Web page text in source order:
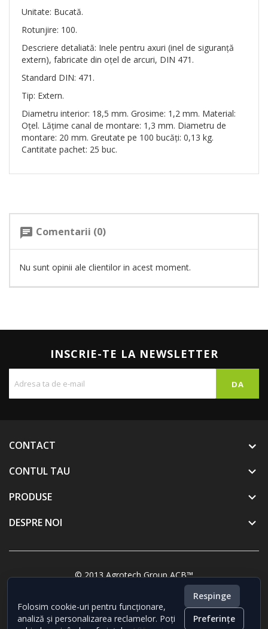
Folosim cookie-uri pentru funcționare,
analiză și personalizarea reclamelor. Poți
Respinge
Preferințe
Unitate: Bucată.
Rotunjire: 100.
Descriere detaliată: Inele pentru axuri (inel de siguranță
extern), fabricate din oțel de arcuri, DIN 471.
Standard DIN: 471.
Tip: Extern.
Diametru interior: 18,5 mm. Grosime: 1,2 mm. Material:
Oțel. Lățime canal de montare: 1,3 mm. Diametru de
montare: 20 mm. Greutate pe 100 bucăți: 0,13 kg.
Cantitate pachet: 25 buc.
chat Comentarii (0)
Nu sunt opinii ale clientilor in acest moment.
INSCRIE-TE LA NEWSLETTER
CONTACT
CONTUL TAU

PRODUSE 
DESPRE NOI 
© 2013 Agrotech Group ACB™